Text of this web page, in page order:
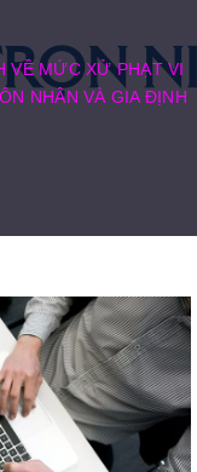
VỀ MỨC XỬ PHẠT VI
NHÂN VÀ GIA ĐỊNH